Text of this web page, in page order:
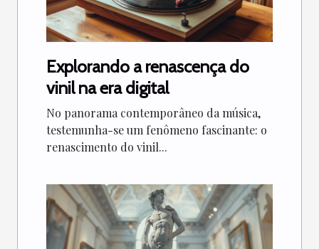
Explorando a renascença do
vinil na era digital
No panorama contemporâneo da música,
testemunha-se um fenômeno fascinante: o
renascimento do vinil...